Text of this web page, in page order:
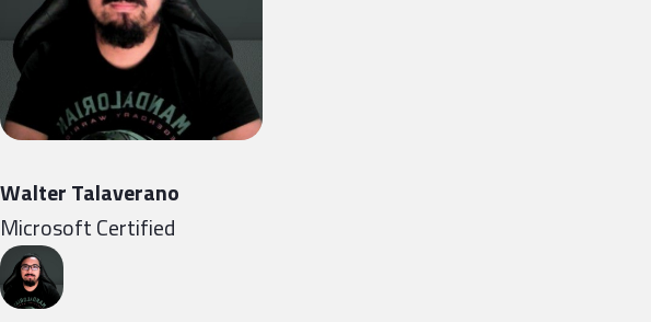
Walter Talaverano
Microsoft Certified